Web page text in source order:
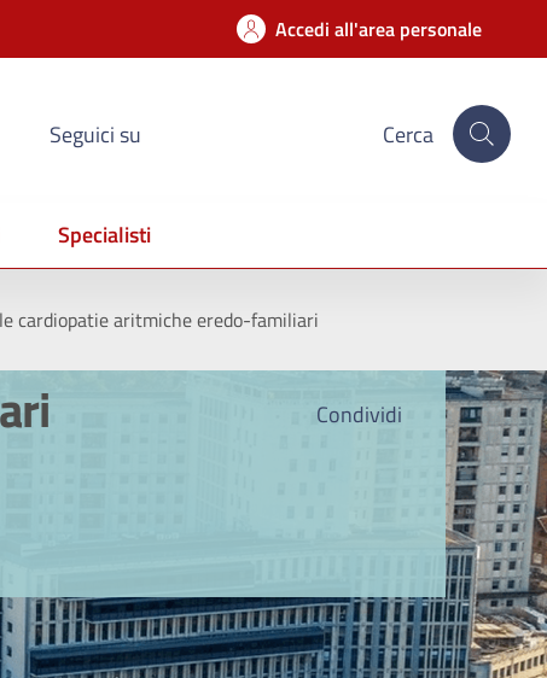
Accedi all'area personale
Seguici su Cerca
Specialisti
cardiopatie aritmiche eredo-familiari
Condividi